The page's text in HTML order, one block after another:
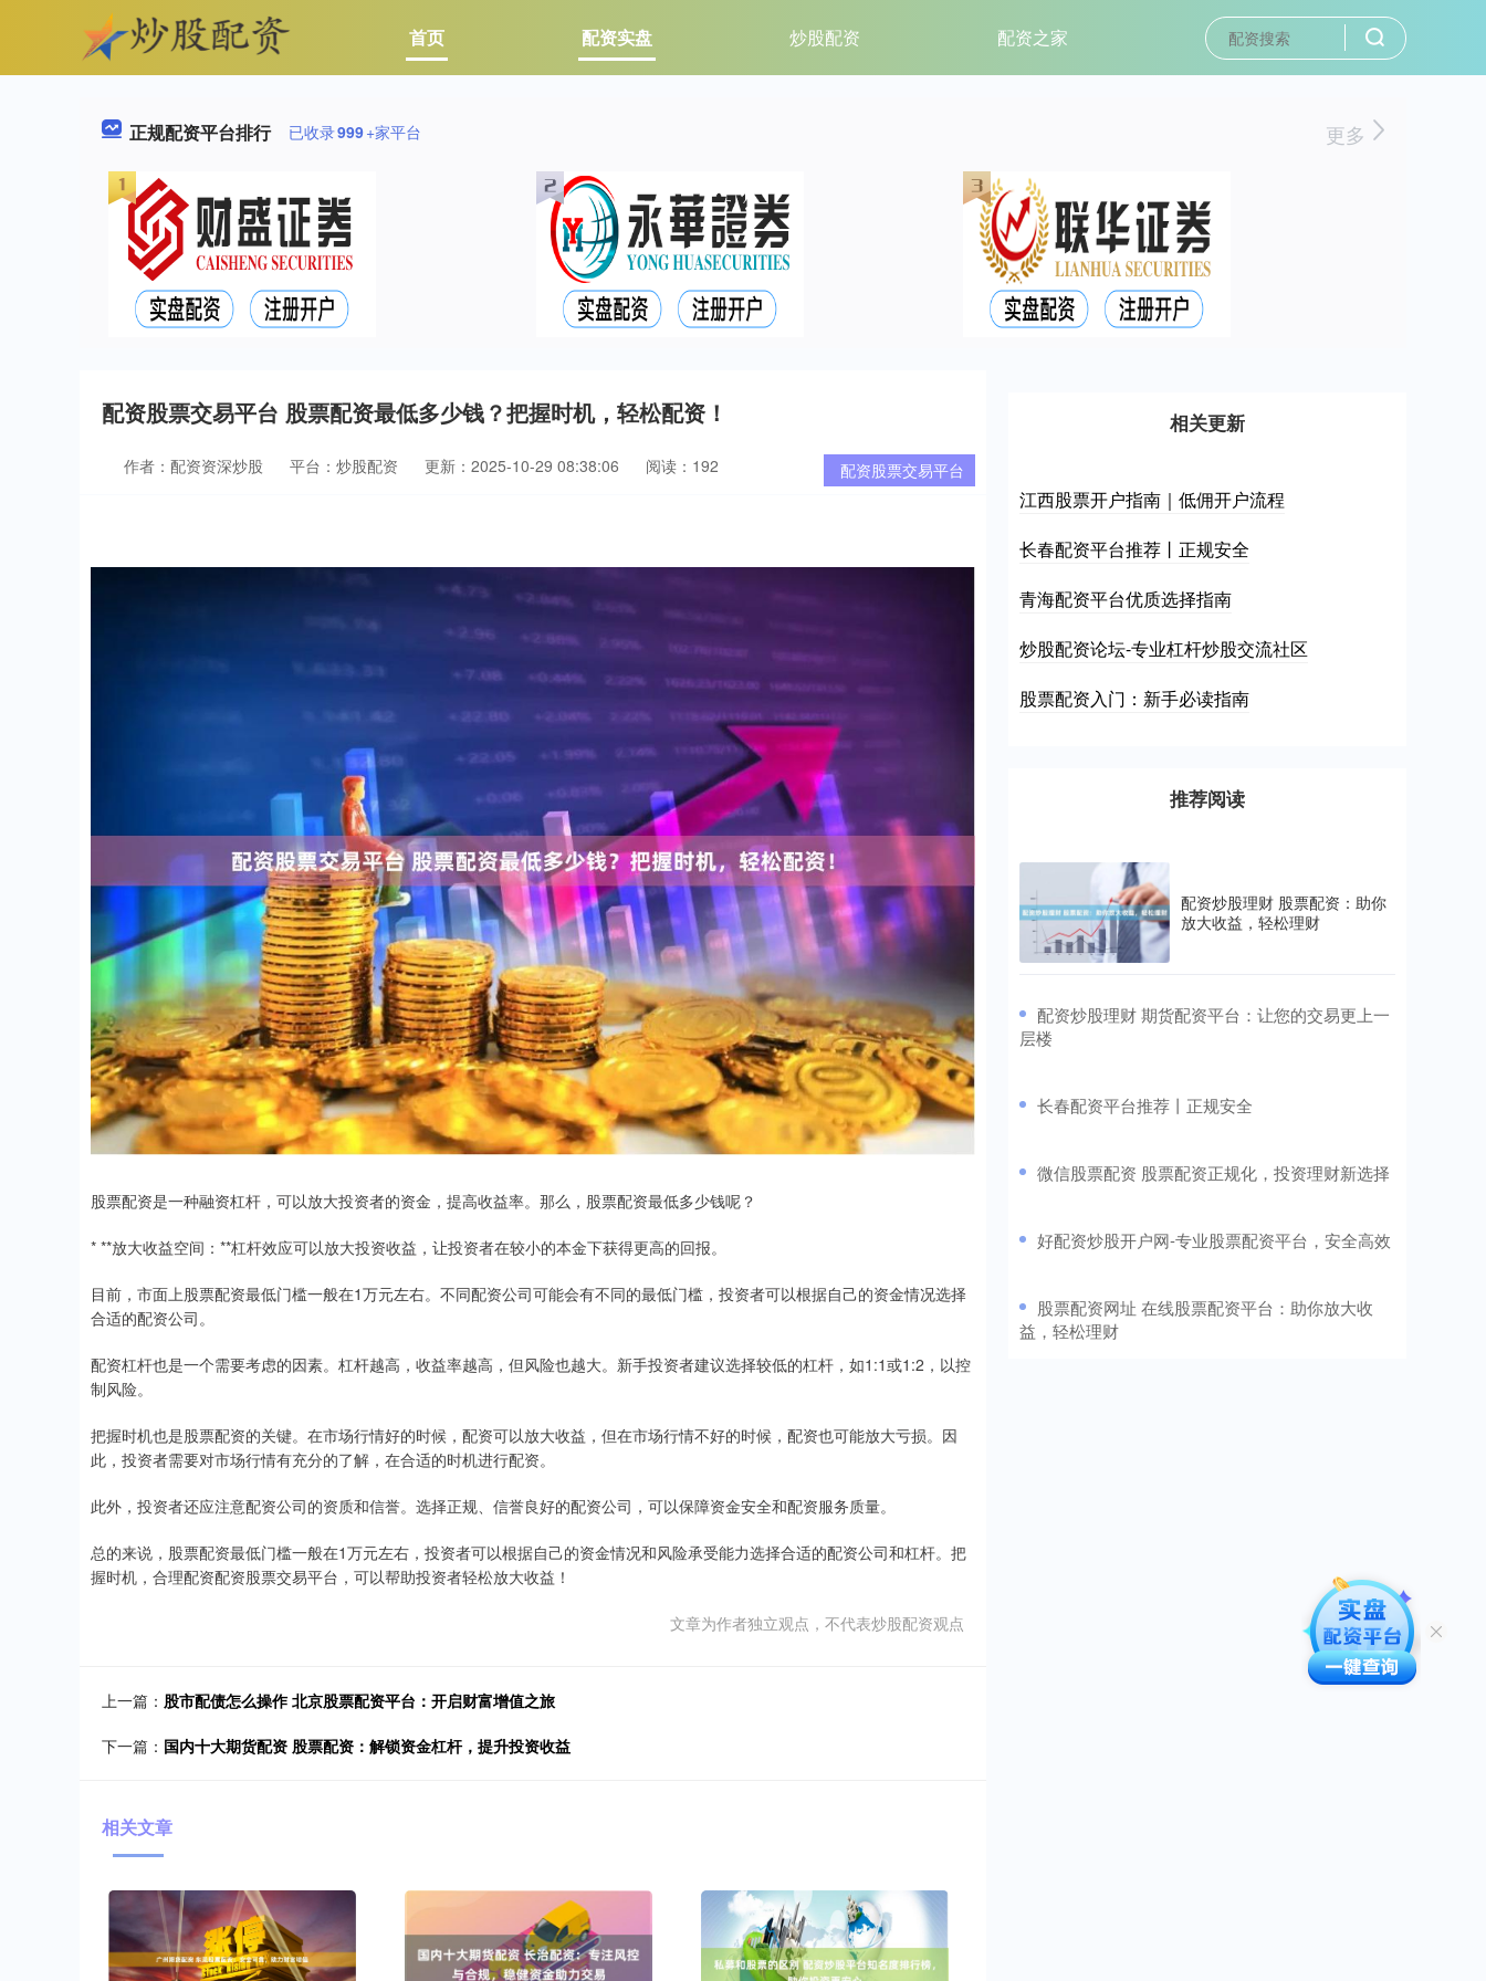
首页 配资实盘 炒股配资 配资之家
正规配资平台排行 已收录999+家平台 更多
配资股票交易平台 股票配资最低多少钱？把握时机，轻松配资！
配资股票交易平台
作者：配资资深炒股 平台：炒股配资 更新：2025-10-29 08:38:06 阅读：192
股票配资是一种融资杠杆，可以放大投资者的资金，提高收益率。那么，股票配资最低多少钱呢？
* **放大收益空间：**杠杆效应可以放大投资收益，让投资者在较小的本金下获得更高的回报。
目前，市面上股票配资最低门槛一般在1万元左右。不同配资公司可能会有不同的最低门槛，投资者可以根据自己的资金情况选择
合适的配资公司。
配资杠杆也是一个需要考虑的因素。杠杆越高，收益率越高，但风险也越大。新手投资者建议选择较低的杠杆，如1:1或1:2，以控
制风险。
把握时机也是股票配资的关键。在市场行情好的时候，配资可以放大收益，但在市场行情不好的时候，配资也可能放大亏损。因
此，投资者需要对市场行情有充分的了解，在合适的时机进行配资。
此外，投资者还应注意配资公司的资质和信誉。选择正规、信誉良好的配资公司，可以保障资金安全和配资服务质量。
总的来说，股票配资最低门槛一般在1万元左右，投资者可以根据自己的资金情况和风险承受能力选择合适的配资公司和杠杆。把
握时机，合理配资配资股票交易平台，可以帮助投资者轻松放大收益！
文章为作者独立观点，不代表炒股配资观点
上一篇： 股市配债怎么操作 北京股票配资平台：开启财富增值之旅
下一篇： 国内十大期货配资 股票配资：解锁资金杠杆，提升投资收益
相关文章
相关更新
江西股票开户指南｜低佣开户流程
长春配资平台推荐丨正规安全
青海配资平台优质选择指南
炒股配资论坛-专业杠杆炒股交流社区
股票配资入门：新手必读指南
推荐阅读
配资炒股理财 股票配资：助你
放大收益，轻松理财
​配资炒股理财 期货配资平台：让您的交易更上一
层楼
​长春配资平台推荐丨正规安全
​微信股票配资 股票配资正规化，投资理财新选择
​好配资炒股开户网-专业股票配资平台，安全高效
​股票配资网址 在线股票配资平台：助你放大收
益，轻松理财